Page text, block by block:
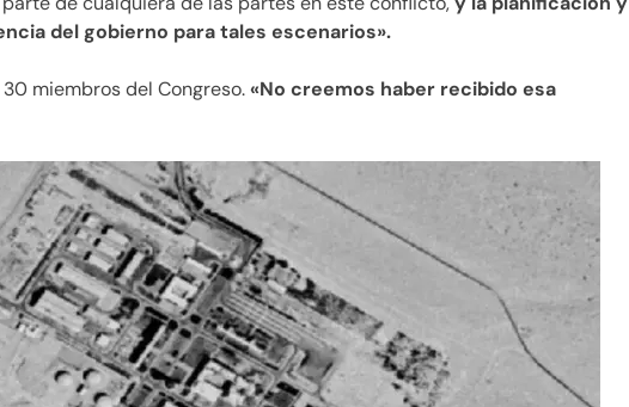
del gobierno para tales escenarios».
miembros del Congreso.«No creemos haber recibido esa